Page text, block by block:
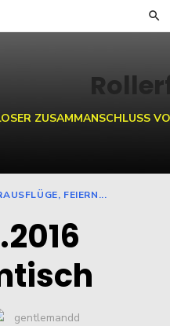
ZUSAMMANSCHLUSS
FEIERN...
Author
gentlemandd